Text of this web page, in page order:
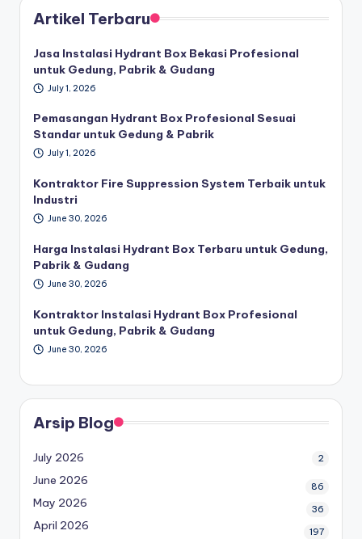
Artikel Terbaru
Jasa Instalasi Hydrant Box Bekasi Profesional
untuk Gedung, Pabrik & Gudang
July 1, 2026
Pemasangan Hydrant Box Profesional Sesuai
Standar untuk Gedung & Pabrik
July 1, 2026
Kontraktor Fire Suppression System Terbaik untuk
Industri
June 30, 2026
Harga Instalasi Hydrant Box Terbaru untuk Gedung,
Pabrik & Gudang
June 30, 2026
Kontraktor Instalasi Hydrant Box Profesional
untuk Gedung, Pabrik & Gudang
June 30, 2026
Arsip Blog
July 2026 2
June 2026 86
May 2026 36
April 2026 197